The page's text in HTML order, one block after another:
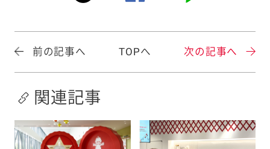
前の記事へ TOPへ 次の記事へ
関連記事